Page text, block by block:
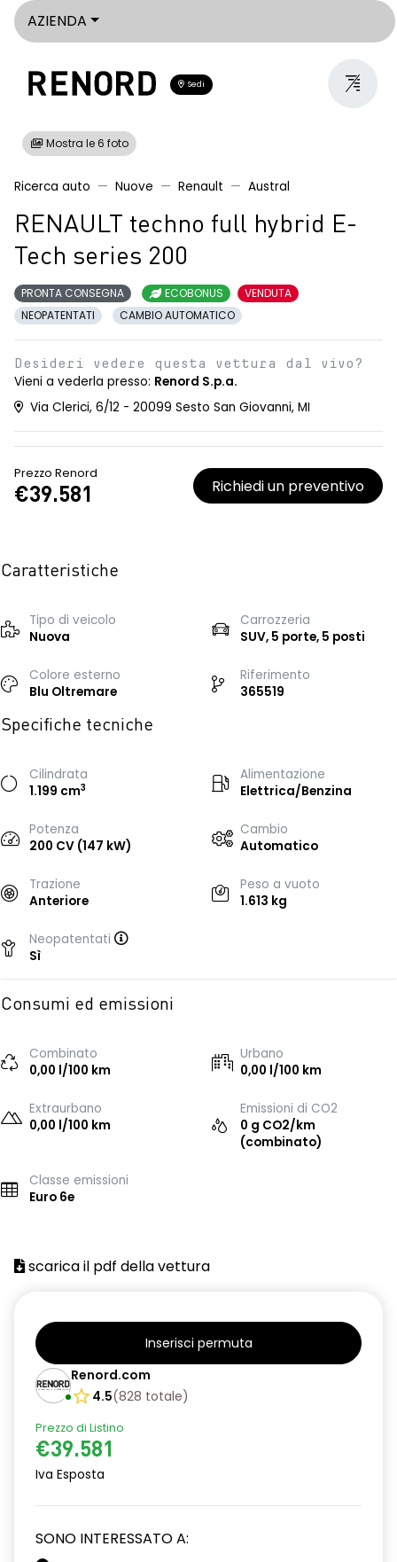
AZIENDA
Sedi
Mostra le 6 foto
Ricerca auto Nuove Renault Austral
RENAULT techno full hybrid E-
Tech series 200
PRONTA CONSEGNA ECOBONUS
VENDUTA
NEOPATENTATI
CAMBIO AUTOMATICO
Desideri vedere questa vettura dal vivo?
Vieni a vederla presso: Renord S.p.a.
Via Clerici, 6/12 - 20099 Sesto San Giovanni, MI
Prezzo Renord
€39.581 Richiedi un preventivo
Caratteristiche
Tipo di veicolo
Nuova
Carrozzeria
SUV, 5 porte, 5 posti
Colore esterno
Blu Oltremare
Riferimento
365519
Specifiche tecniche
Cilindrata
1.199 cm3
Alimentazione
Elettrica/Benzina
Potenza
200 CV (147 kW)
Cambio
Automatico
Trazione
Anteriore
Peso a vuoto
1.613 kg
Neopatentati
Sì
Consumi ed emissioni
Combinato
0,00 l/100 km
Urbano
0,00 l/100 km
Extraurbano
0,00 l/100 km
Emissioni di CO2
0 g CO2/km
(combinato)
Classe emissioni
Euro 6e
scarica il pdf della vettura
Inserisci permuta
Renord.com
4.5(828 totale)
Prezzo di Listino
€39.581
Iva Esposta
SONO INTERESSATO A: